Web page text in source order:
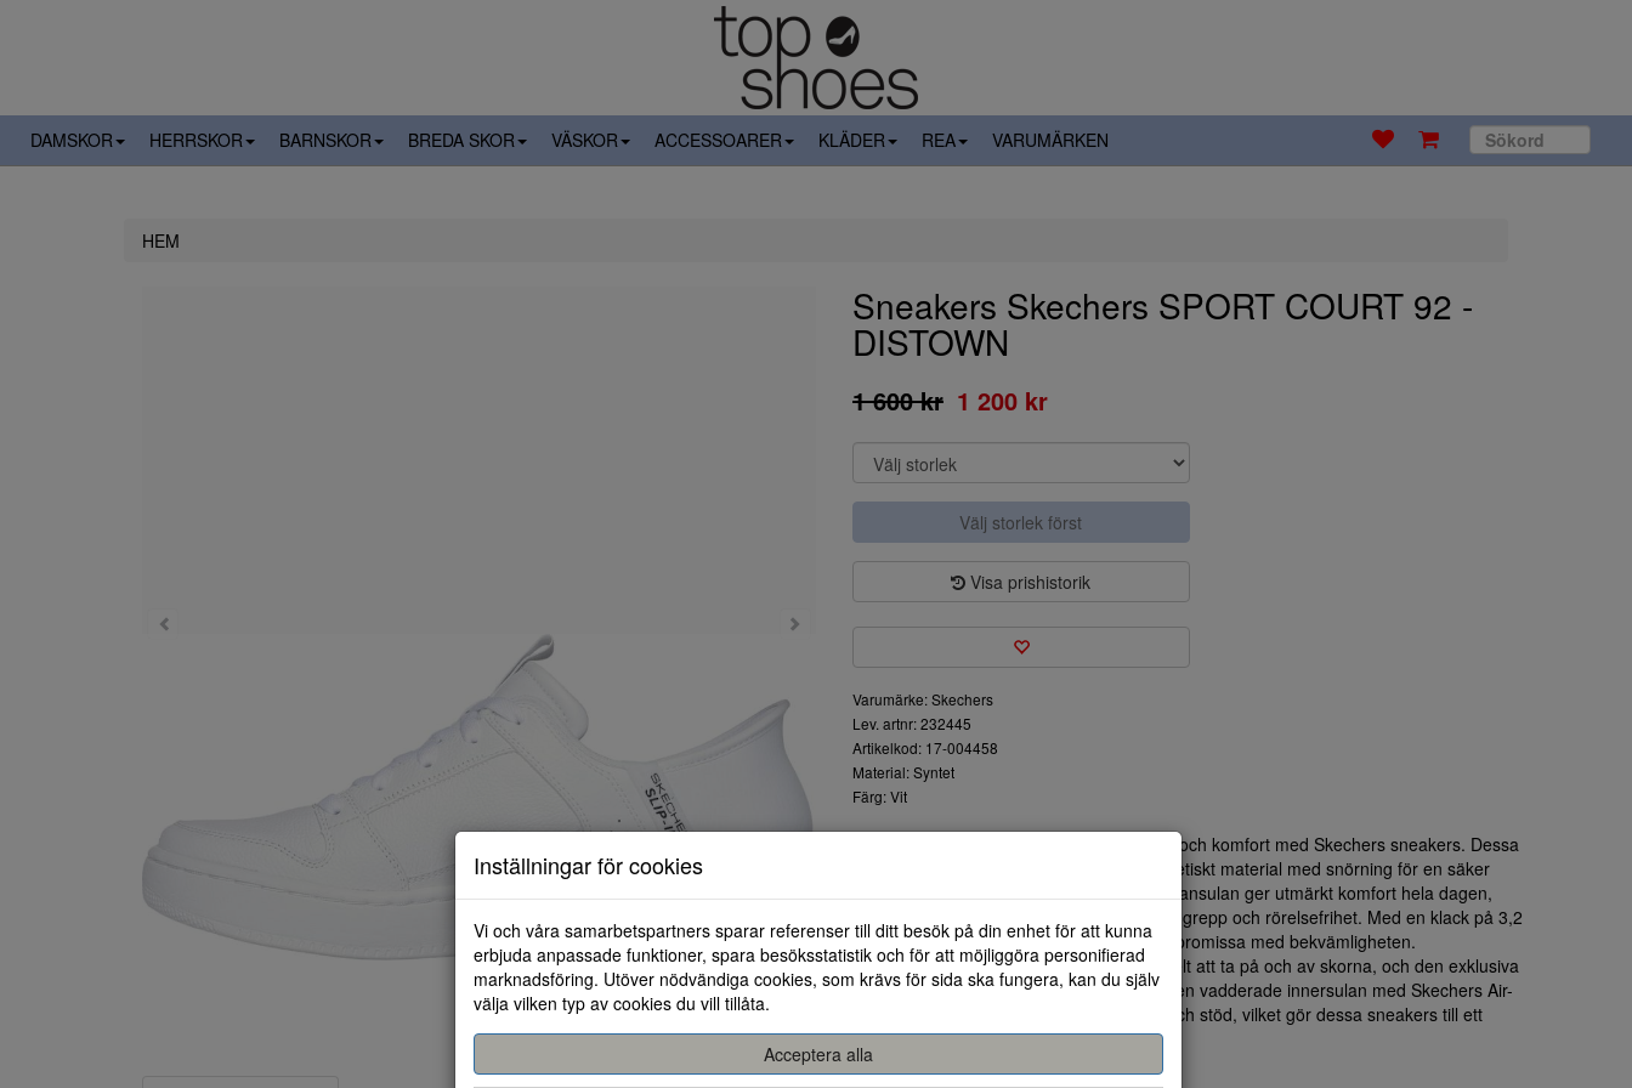
DAMSKOR HERRSKOR BARNSKOR BREDA SKOR VÄSKOR ACCESSOARER KLÄDER REA VARUMÄRKEN
HEM
Sneakers Skechers SPORT COURT 92 -
DISTOWN
1 600 kr 1 200 kr
Välj storlek först
Visa prishistorik
Varumärke: Skechers
Lev. artnr: 232445
Artikelkod: 17-004458
Material: Syntet
Färg: Vit
Upplev den perfekta kombinationen av stil och komfort med Skechers sneakers. Dessa
sneakers har en överdel av läder och syntetiskt material med snörning för en säker
passform. Den lättvikts stötdämpande mellansulan ger utmärkt komfort hela dagen,
medan den flexibla yttersulan erbjuder bra grepp och rörelsefrihet. Med en klack på 3,2
cm får du en liten höjdökning utan att kompromissa med bekvämligheten.
Skechers Hands Free Slip-ins gör det enkelt att ta på och av skorna, och den exklusiva
Heel Pillow håller din fot säkert på plats. Den vadderade innersulan med Skechers Air-
Cooled Memory Foam ger extra komfort och stöd, vilket gör dessa sneakers till ett
utmärkt val för både vardag och fritid.
Inställningar för cookies
Vi och våra samarbetspartners sparar referenser till ditt besök på din enhet för att kunna
erbjuda anpassade funktioner, spara besöksstatistik och för att möjliggöra personifierad
marknadsföring. Utöver nödvändiga cookies, som krävs för sida ska fungera, kan du själv
välja vilken typ av cookies du vill tillåta.
Acceptera alla